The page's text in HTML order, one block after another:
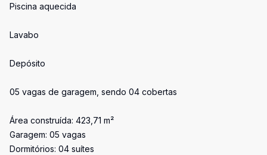
Piscina aquecida
Lavabo
Depósito
05 vagas de garagem, sendo 04 cobertas
Área construída: 423,71 m²
Garagem: 05 vagas
Dormitórios: 04 suítes